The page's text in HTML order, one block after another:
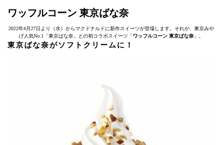
ワッフルコーン 東京ばな奈
2022年4月27日より（水）からマクドナルドに新作スイーツが登場します。それが、東京みや
げ人気No.1「東京ばな奈」との初コラボスイーツ「ワッフルコーン 東京ばな奈」。
東京ばな奈がソフトクリームに！